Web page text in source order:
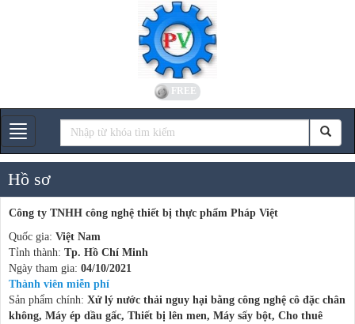
FREE
Gian hàng
Hồ sơ
Công ty TNHH công nghệ thiết bị thực phẩm Pháp Việt
Quốc gia: Việt Nam
Tỉnh thành: Tp. Hồ Chí Minh
Ngày tham gia: 04/10/2021
Thành viên miễn phí
Sản phẩm chính: Xử lý nước thải nguy hại bằng công nghệ cô đặc chân
không, Máy ép dầu gấc, Thiết bị lên men, Máy sấy bột, Cho thuê